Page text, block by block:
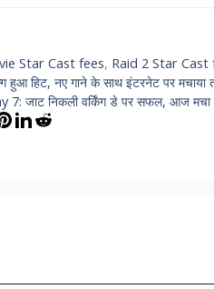
Star Cast fees, Raid 2 Star Cast
हुआ हिट, नए गाने के साथ इंटरनेट पर मचाया
जाट निकली वर्किंग डे पर सफल, आज मचा